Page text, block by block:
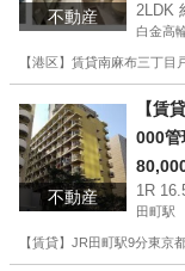
不動産 2LDK
白金高
【港区】賃貸南麻布三丁
白金高
不動産
【賃
000管
1R
田町駅
【賃貸】JR田町駅9分東